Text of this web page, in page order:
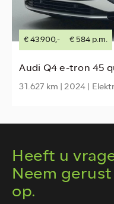
€ 43.900,- € 584 p.m.
Audi Q4 e-tron 45
31.627 km | 2024 |
Heeft u
Neem
op.